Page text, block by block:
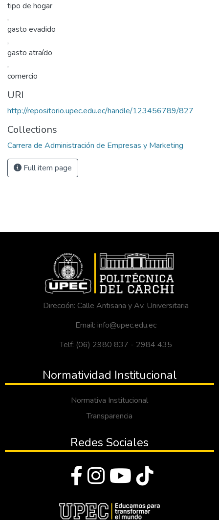
tipo de hogar
,
gasto evadido
,
gasto atraído
,
comercio
URI
http://repositorio.upec.edu.ec/handle/123456789/827
Collections
Carrera de Administración de Empresas y Marketing
Full item page
Dirección: Calle Antisana y Av. Universitaria
Email: info@upec.edu.ec
Telf: (06) 2980 837 - 2984 435
Normatividad Institucional
Normativa Institucional
Transparencia
Redes Sociales